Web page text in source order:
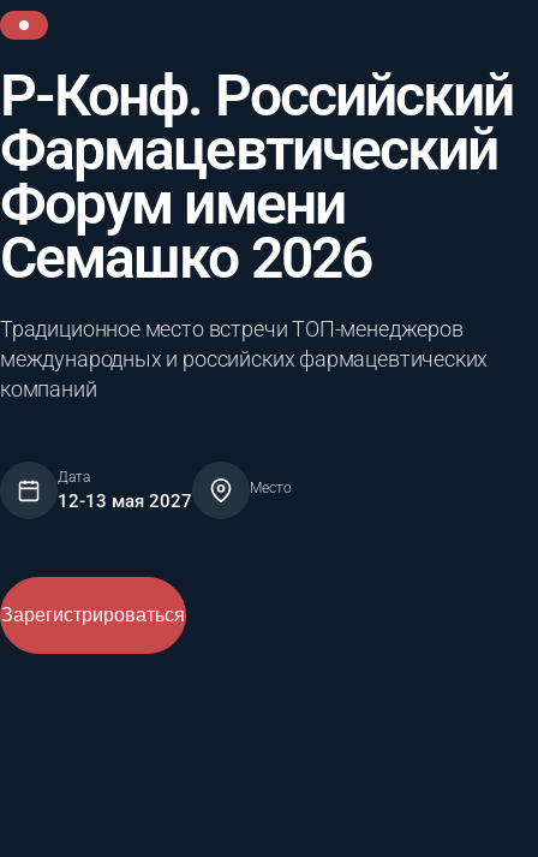
Р-Конф. Российский
Фармацевтический
Форум имени
Семашко 2026
Традиционное место встречи ТОП-менеджеров
международных и российских фармацевтических
компаний
Дата
12-13 мая 2027
Место
Зарегистрироваться